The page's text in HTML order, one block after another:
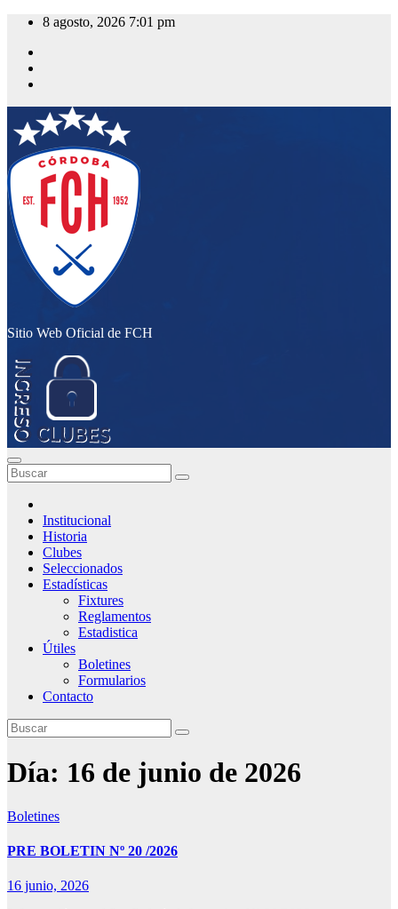
Saltar
contenido
8 agosto, 2026 7:01 pm
Sitio Web Oficial de FCH
Institucional
Historia
Clubes
Seleccionados
Estadísticas
Fixtures
Reglamentos
Estadistica
Útiles
Boletines
Formularios
Contacto
Día: 16 de junio de 2026
Boletines
PRE BOLETIN Nº 20 /2026
16 junio, 2026